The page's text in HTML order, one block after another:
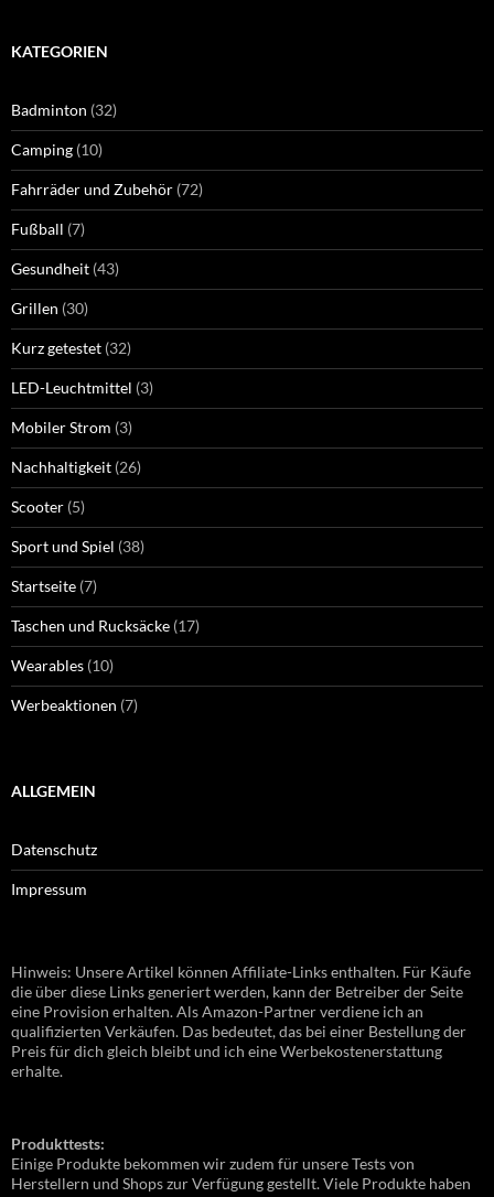
KATEGORIEN
Badminton (32)
Camping (10)
Fahrräder und Zubehör (72)
Fußball (7)
Gesundheit (43)
Grillen (30)
Kurz getestet (32)
LED-Leuchtmittel (3)
Mobiler Strom (3)
Nachhaltigkeit (26)
Scooter (5)
Sport und Spiel (38)
Startseite (7)
Taschen und Rucksäcke (17)
Wearables (10)
Werbeaktionen (7)
ALLGEMEIN
Datenschutz
Impressum
Hinweis: Unsere Artikel können Affiliate-Links enthalten. Für Käufe
die über diese Links generiert werden, kann der Betreiber der Seite
eine Provision erhalten. Als Amazon-Partner verdiene ich an
qualifizierten Verkäufen. Das bedeutet, das bei einer Bestellung der
Preis für dich gleich bleibt und ich eine Werbekostenerstattung
erhalte.
Produkttests:
Einige Produkte bekommen wir zudem für unsere Tests von
Herstellern und Shops zur Verfügung gestellt. Viele Produkte haben